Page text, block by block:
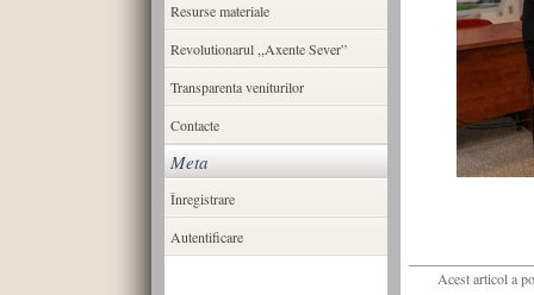
Acest articol a
Resurse materiale
Revolutionarul ,,Axente Sever”
Transparenta veniturilor
Contacte
Meta
Înregistrare
Autentificare